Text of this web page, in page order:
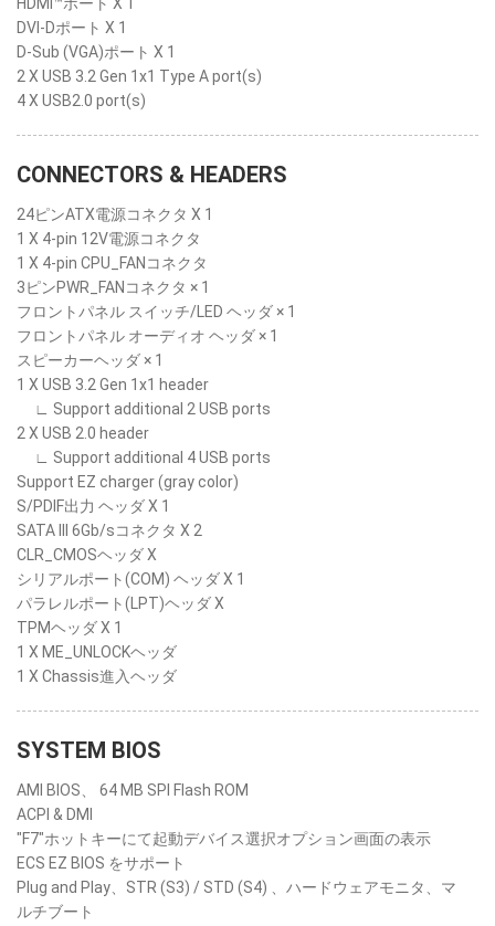
DVI-Dポート X 1
D-Sub (VGA)ポート X 1
2 X USB 3.2 Gen 1x1 Type A port(s)
4 X USB2.0 port(s)
CONNECTORS & HEADERS
24ピンATX電源コネクタ X 1
1 X 4-pin 12V電源コネクタ
1 X 4-pin CPU_FANコネクタ
3ピンPWR_FANコネクタ × 1
フロントパネル スイッチ/LED ヘッダ × 1
フロントパネル オーディオ ヘッダ × 1
スピーカーヘッダ × 1
1 X USB 3.2 Gen 1x1 header
∟ Support additional 2 USB ports
2 X USB 2.0 header
∟ Support additional 4 USB ports
Support EZ charger (gray color)
S/PDIF出力 ヘッダ X 1
SATA III 6Gb/sコネクタ X 2
CLR_CMOSヘッダ X
シリアルポート(COM) ヘッダ X 1
パラレルポート(LPT)ヘッダ X
TPMヘッダ X 1
1 X ME_UNLOCKヘッダ
1 X Chassis進入ヘッダ
SYSTEM BIOS
AMI BIOS、 64 MB SPI Flash ROM
ACPI & DMI
"F7"ホットキーにて起動デバイス選択オプション画面の表示
ECS EZ BIOS をサポート
Plug and Play、STR (S3) / STD (S4) 、ハードウェアモニタ、マ
ルチブート